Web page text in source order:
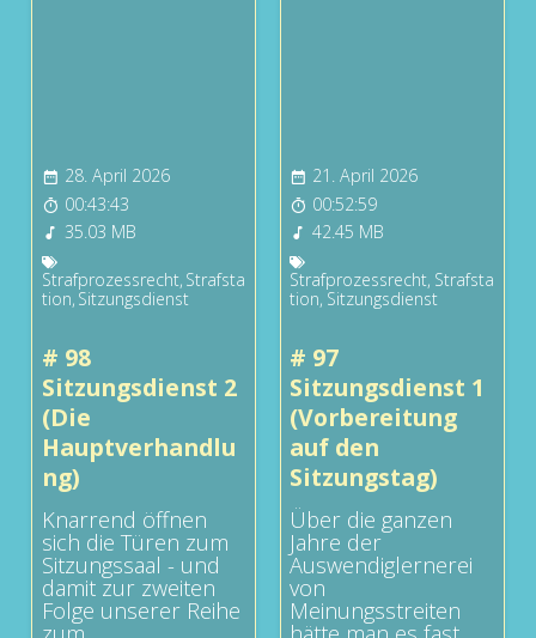
28. April 2026
00:43:43
35.03 MB
Strafprozessrecht, Strafsta
tion, Sitzungsdienst
# 98
Sitzungsdienst 2
(Die
Hauptverhandlu
ng)
Knarrend öffnen
sich die Türen zum
Sitzungssaal - und
damit zur zweiten
Folge unserer Reihe
21. April 2026
00:52:59
42.45 MB
Strafprozessrecht, Strafsta
tion, Sitzungsdienst
# 97
Sitzungsdienst 1
(Vorbereitung
auf den
Sitzungstag)
Über die ganzen
Jahre der
Auswendiglernerei
von
Meinungsstreiten